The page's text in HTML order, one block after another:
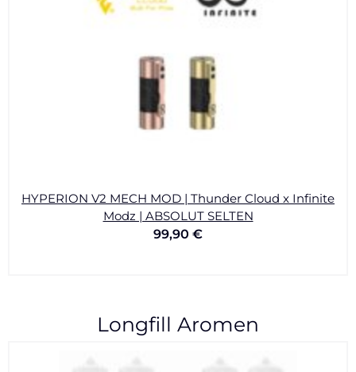
HYPERION V2 MECH MOD | Thunder Cloud x Infinite
Modz | ABSOLUT SELTEN
99,90 €
Longfill Aromen